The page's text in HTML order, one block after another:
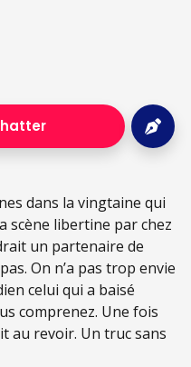
dans la vingtaine qui
scène libertine par chez
un partenaire de
On n’a pas trop envie
celui qui a baisé
comprenez. Une fois
au revoir. Un truc sans